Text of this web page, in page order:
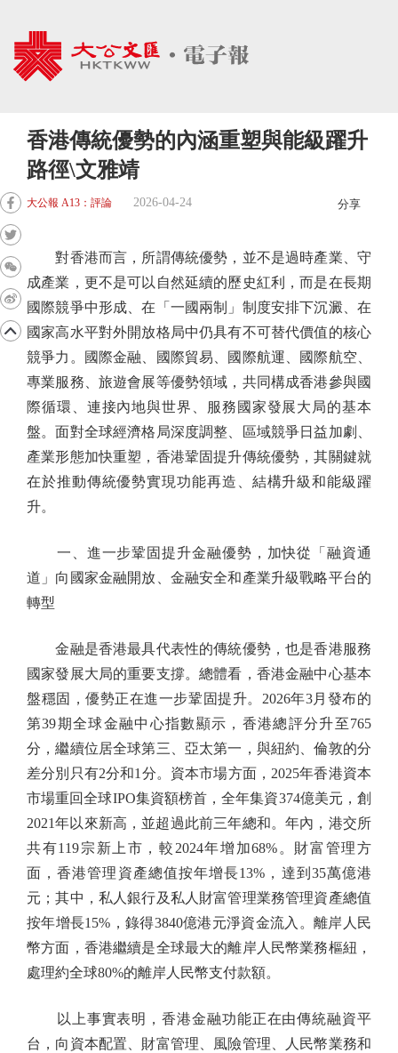
香港傳統優勢的內涵重塑與能級躍升
路徑\文雅靖
大公報 A13：評論 2026-04-24 分享
對香港而言，所謂傳統優勢，並不是過時產業、守
成產業，更不是可以自然延續的歷史紅利，而是在長期
國際競爭中形成、在「一國兩制」制度安排下沉澱、在
國家高水平對外開放格局中仍具有不可替代價值的核心
競爭力。國際金融、國際貿易、國際航運、國際航空、
專業服務、旅遊會展等優勢領域，共同構成香港參與國
際循環、連接內地與世界、服務國家發展大局的基本
盤。面對全球經濟格局深度調整、區域競爭日益加劇、
產業形態加快重塑，香港鞏固提升傳統優勢，其關鍵就
在於推動傳統優勢實現功能再造、結構升級和能級躍
升。
一、進一步鞏固提升金融優勢，加快從「融資通
道」向國家金融開放、金融安全和產業升級戰略平台的
轉型
金融是香港最具代表性的傳統優勢，也是香港服務
國家發展大局的重要支撐。總體看，香港金融中心基本
盤穩固，優勢正在進一步鞏固提升。2026年3月發布的
第39期全球金融中心指數顯示，香港總評分升至765
分，繼續位居全球第三、亞太第一，與紐約、倫敦的分
差分別只有2分和1分。資本市場方面，2025年香港資本
市場重回全球IPO集資額榜首，全年集資374億美元，創
2021年以來新高，並超過此前三年總和。年內，港交所
共有119宗新上市，較2024年增加68%。財富管理方
面，香港管理資產總值按年增長13%，達到35萬億港
元；其中，私人銀行及私人財富管理業務管理資產總值
按年增長15%，錄得3840億港元淨資金流入。離岸人民
幣方面，香港繼續是全球最大的離岸人民幣業務樞紐，
處理約全球80%的離岸人民幣支付款額。
以上事實表明，香港金融功能正在由傳統融資平
台，向資本配置、財富管理、風險管理、人民幣業務和